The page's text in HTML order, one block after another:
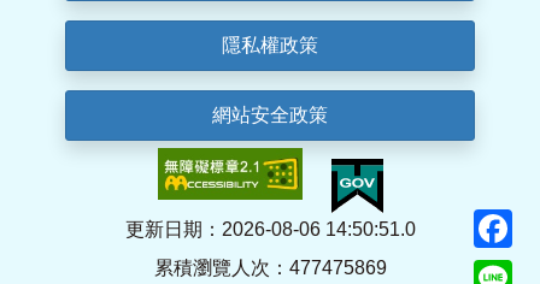
隱私權政策
網站安全政策
更新日期：2026-08-06 14:50:51.0
累積瀏覽人次：477475869